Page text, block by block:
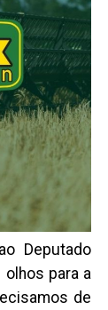
Deputado
para a
de